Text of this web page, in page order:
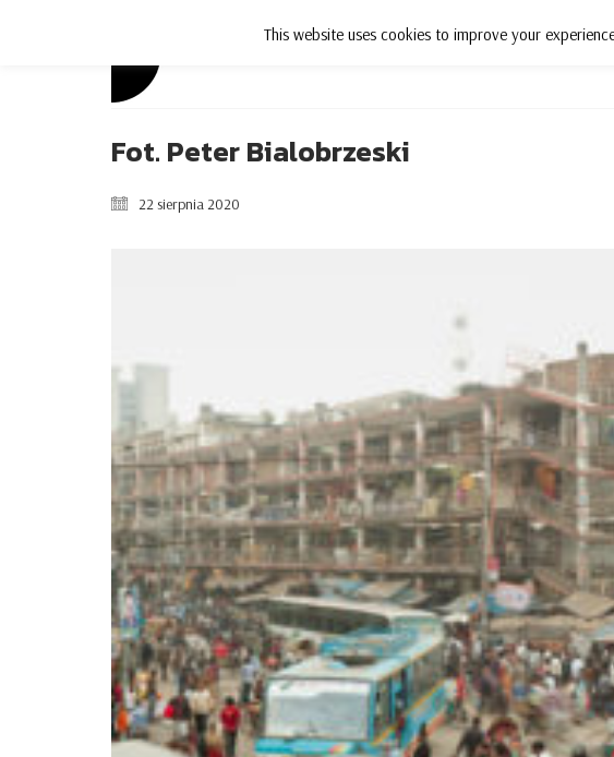
Fot. Peter Bialobrzeski
22 sierpnia 2020
This website uses cookies to improve your